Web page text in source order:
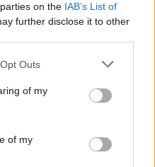
on the IAB’s List of
further disclose it to other
uses one or more Google
You may click to
and its third-party tags to
purposes in below Google
Outs
of my
of my